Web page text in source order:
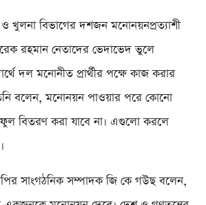
খুলনা বিভাগের দশজন মনোনয়নপ্রত্যাশী
রহমান নেতাদের ভেদাভেদ ভুলে
দল মনোনীত প্রার্থীর পক্ষে কাজ করার
বলেন, মনোনয়ন পাওয়ার পরে কোনো
ফুল বিতরণ করা যাবে না। এগুলো করলে
সাংগঠনিক সম্পাদক জি কে গউছ বলেন,